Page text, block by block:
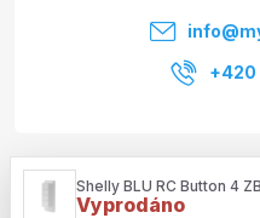
Služby
info@
+420
Vyprodáno